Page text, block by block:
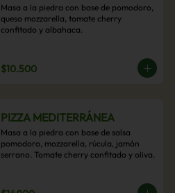
Masa a la piedra con base de pomodoro,
queso mozzarella, tomate cherry
confitado y albahaca.
$10.500
PIZZA MEDITERRÁNEA
Masa a la piedra con base de salsa
pomodoro, mozzarella, rúcula, jamón
serrano. Tomate cherry confitado y oliva.